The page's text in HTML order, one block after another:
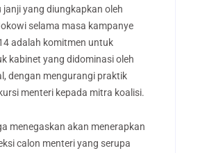
janji yang diungkapkan oleh
selama masa kampanye
adalah komitmen untuk
kabinet yang didominasi oleh
dengan mengurangi praktik
menteri kepada mitra koalisi.
menegaskan akan menerapkan
calon menteri yang serupa